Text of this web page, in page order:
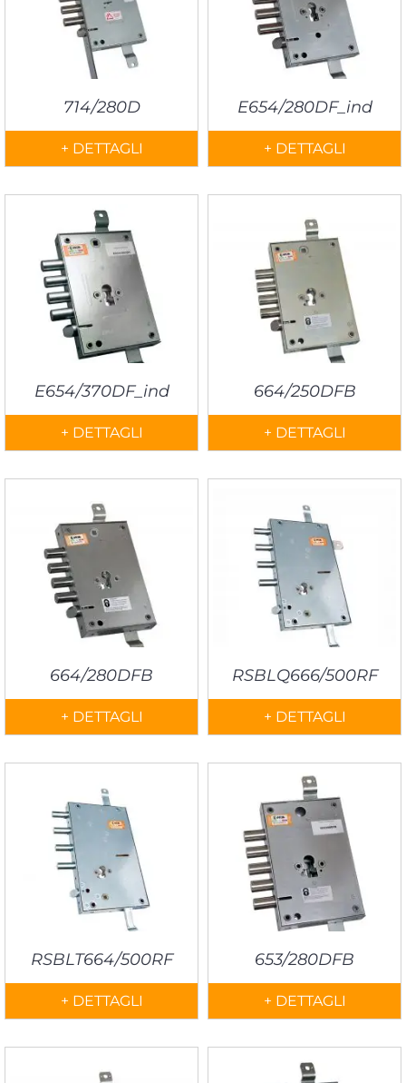
714/280D
+ DETTAGLI
E654/280DF_ind
+ DETTAGLI
E654/370DF_ind
+ DETTAGLI
664/250DFB
+ DETTAGLI
664/280DFB
+ DETTAGLI
RSBLQ666/500RF
+ DETTAGLI
RSBLT664/500RF
+ DETTAGLI
653/280DFB
+ DETTAGLI